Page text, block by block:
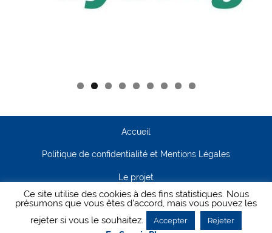
Accueil
Politique de confidentialité et Mentions Légales
Le projet
Contact
Ce site utilise des cookies à des fins statistiques. Nous
présumons que vous êtes d'accord, mais vous pouvez les
rejeter si vous le souhaitez.
Accepter Rejeter